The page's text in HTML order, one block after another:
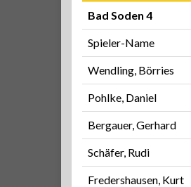
Bad Soden 4
Spieler-Name
Wendling, Börries
Pohlke, Daniel
Bergauer, Gerhard
Schäfer, Rudi
Fredershausen, Kurt